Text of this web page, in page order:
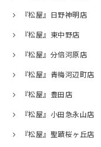
『松屋』日野神明店
『松屋』東中野店
『松屋』分倍河原店
『松屋』青梅河辺町店
『松屋』豊田店
『松屋』小田急永山店
『松屋』聖蹟桜ヶ丘店